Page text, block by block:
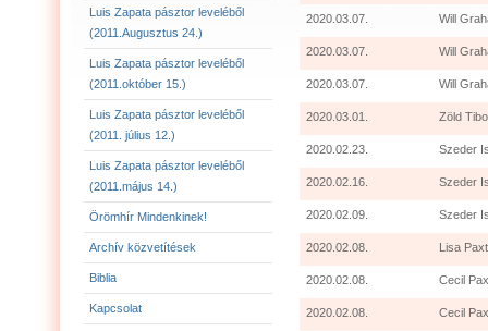
Luis Zapata pásztor leveléből
(2011.Augusztus 24.)
Luis Zapata pásztor leveléből
(2011.október 15.)
Luis Zapata pásztor leveléből
(2011. július 12.)
Luis Zapata pásztor leveléből
(2011.május 14.)
Örömhír Mindenkinek!
Archív közvetítések
Biblia
Kapcsolat
2020.03.07. Will
2020.03.07. Will
2020.03.07. Will
2020.03.01. Zöld
2020.02.23. Szeder
2020.02.16. Szeder
2020.02.09. Szeder
2020.02.08. Lisa
2020.02.08. Cecil
2020.02.08. Cecil